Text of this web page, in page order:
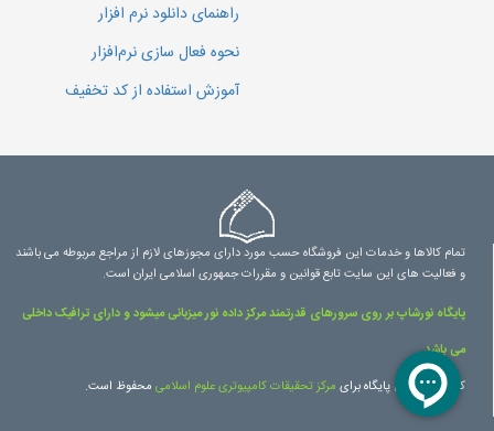
راهنمای دانلود نرم افزار
نحوه فعال سازی نرم‌افزار
آموزش استفاده از کد تخفیف
تمام کالاها و خدمات این فروشگاه حسب مورد دارای مجوزهای لازم از مراجع مربوطه می باشند
و فعالیت های این سایت تابع قوانین و مقررات جمهوری اسلامی ایران است.
پایگاه نورشاپ بر روی سرورهای قدرتمند مرکز داده نور میزبانی میشود و دارای ترافیک داخلی
می باشد.
کلیه حقوق این پایگاه برای مرکز تحقیقات کامپیوتری علوم اسلامی محفوظ است.